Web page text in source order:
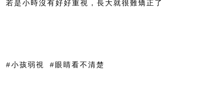
若是小時沒有好好重視，長大就很難矯正了
#小孩弱視 #眼睛看不清楚